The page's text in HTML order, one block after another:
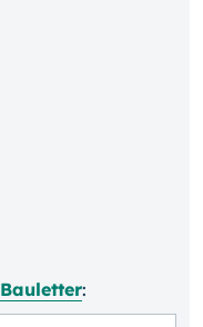
Bauletter: